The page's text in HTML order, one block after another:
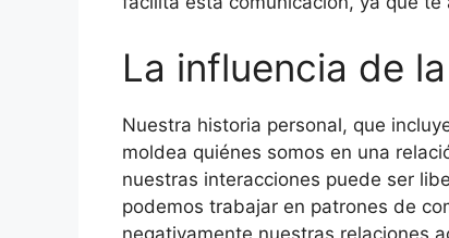
La influencia de
Nuestra historia personal, que
moldea quiénes somos en una
nuestras interacciones puede ser
podemos trabajar en patrones de
negativamente nuestras relaciones